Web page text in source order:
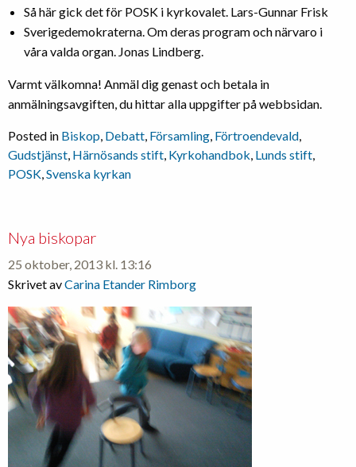
Så här gick det för POSK i kyrkovalet. Lars-Gunnar Frisk
Sverigedemokraterna. Om deras program och närvaro i
våra valda organ. Jonas Lindberg.
Varmt välkomna! Anmäl dig genast och betala in
anmälningsavgiften, du hittar alla uppgifter på webbsidan.
Posted in Biskop Debatt Församling Förtroendevald
Gudstjänst Härnösands stift Kyrkohandbok Lunds stift
POSK Svenska kyrkan
Nya biskopar
25 oktober, 2013 kl. 13:16
Skrivet avCarina Etander Rimborg